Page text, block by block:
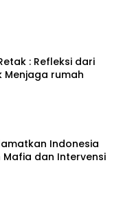
: Refleksi dari
Menjaga rumah
Indonesia
dan Intervensi